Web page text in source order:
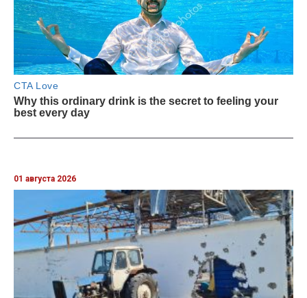
01 августа 2026